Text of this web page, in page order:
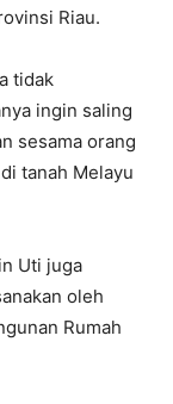
Riau.
tidak
ingin saling
sesama orang
tanah Melayu
Uti juga
oleh
Rumah